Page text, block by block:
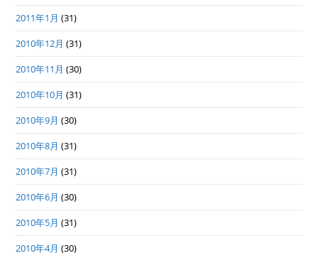
2011年1月 (31)
2010年12月 (31)
2010年11月 (30)
2010年10月 (31)
2010年9月 (30)
2010年8月 (31)
2010年7月 (31)
2010年6月 (30)
2010年5月 (31)
2010年4月 (30)